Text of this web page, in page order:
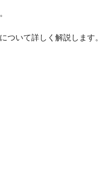
ついて詳しく解説します。